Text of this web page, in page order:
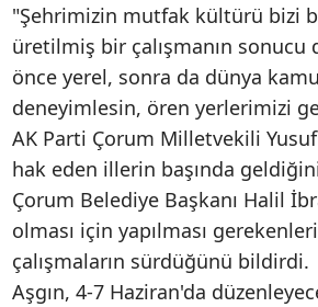
"Şehrimizin mutfak kültürü bizi
üretilmiş bir çalışmanın
önce yerel, sonra da dünya
deneyimlesin, ören yerlerimizi
AK Parti Çorum Milletvekili
hak eden illerin başında
Çorum Belediye Başkanı Halil
olması için yapılması
çalışmaların sürdüğünü bildirdi.
Aşgın, 4-7 Haziran'da